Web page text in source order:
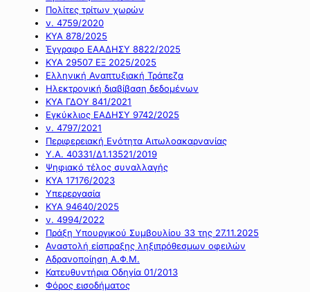
Πολίτες τρίτων χωρών
ν. 4759/2020
ΚΥΑ 878/2025
Έγγραφο ΕΑΑΔΗΣΥ 8822/2025
ΚΥΑ 29507 ΕΞ 2025/2025
Ελληνική Αναπτυξιακή Τράπεζα
Ηλεκτρονική διαβίβαση δεδομένων
ΚΥΑ ΓΔΟΥ 841/2021
Εγκύκλιος ΕΑΔΗΣΥ 9742/2025
ν. 4797/2021
Περιφερειακή Ενότητα Αιτωλοακαρνανίας
Υ.Α. 40331/Δ1.13521/2019
Ψηφιακό τέλος συναλλαγής
ΚΥΑ 17176/2023
Υπερεργασία
ΚΥΑ 94640/2025
ν. 4994/2022
Πράξη Υπουργικού Συμβουλίου 33 της 27.11.2025
Αναστολή είσπραξης ληξιπρόθεσμων οφειλών
Αδρανοποίηση Α.Φ.Μ.
Κατευθυντήρια Οδηγία 01/2013
Φόρος εισοδήματος